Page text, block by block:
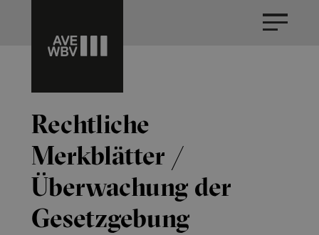
Rechtliche
Merkblätter /
Überwachung der
Gesetzgebung